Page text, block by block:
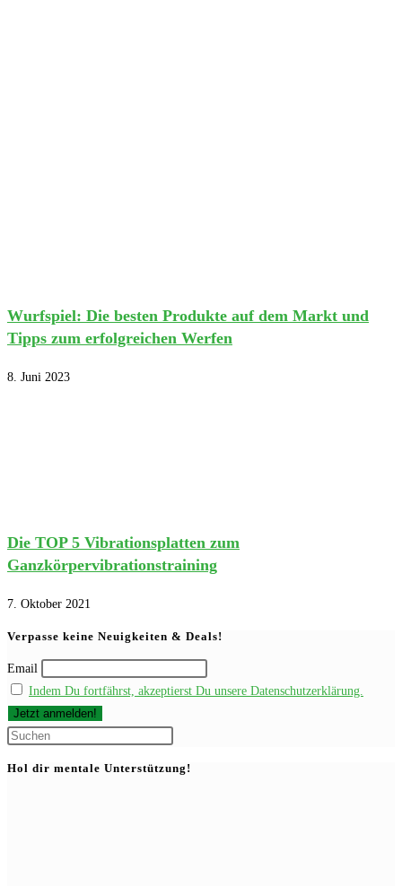
Wurfspiel: Die besten Produkte auf dem Markt und
Tipps zum erfolgreichen Werfen
8. Juni 2023
Die TOP 5 Vibrationsplatten zum
Ganzkörpervibrationstraining
7. Oktober 2021
Verpasse keine Neuigkeiten & Deals!
Email
Indem Du fortfährst, akzeptierst Du unsere Datenschutzerklärung.
Hol dir mentale Unterstützung!